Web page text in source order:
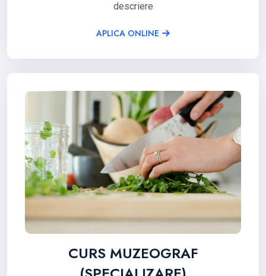
descriere
APLICA ONLINE
CURS MUZEOGRAF